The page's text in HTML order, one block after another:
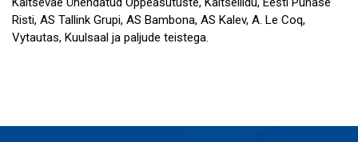
Risti, AS Tallink Grupi, AS Bambona, AS Kalev, A. Le Coq,
Vytautas, Kuulsaal ja paljude teistega.